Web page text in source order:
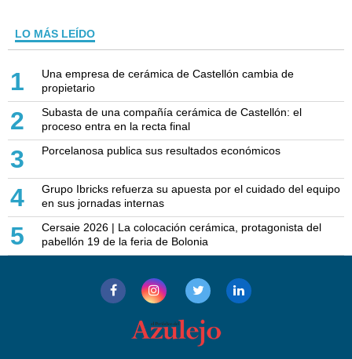
LO MÁS LEÍDO
1
Una empresa de cerámica de Castellón cambia de
propietario
2
Subasta de una compañía cerámica de Castellón: el
proceso entra en la recta final
3 Porcelanosa publica sus resultados económicos
4
Grupo Ibricks refuerza su apuesta por el cuidado del equipo
en sus jornadas internas
5
Cersaie 2026 | La colocación cerámica, protagonista del
pabellón 19 de la feria de Bolonia